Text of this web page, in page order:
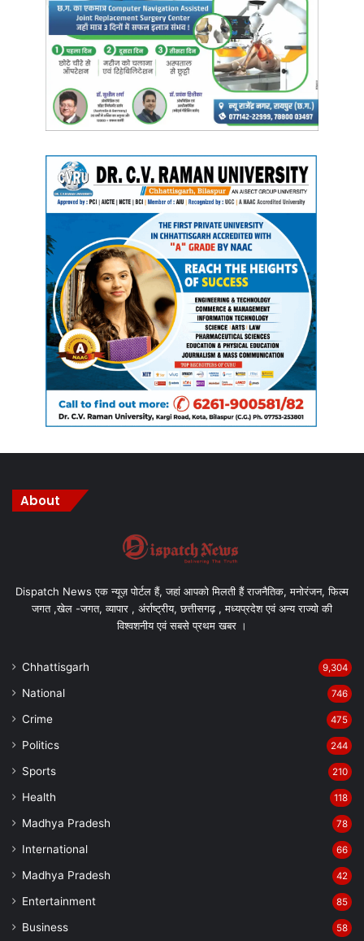
About
Dispatch News एक न्यूज़ पोर्टल हैं, जहां आपको मिलती हैं राजनैतिक, मनोरंजन, फिल्म
जगत ,खेल -जगत, व्यापार , अंर्राष्ट्रीय, छत्तीसगढ़ , मध्यप्रदेश एवं अन्य राज्यो की
विश्वशनीय एवं सबसे प्रथम खबर ।
Chhattisgarh 9,304
National 746
Crime 475
Politics 244
Sports 210
Health 118
Madhya Pradesh 78
International 66
Madhya Pradesh 42
Entertainment 85
Business 58